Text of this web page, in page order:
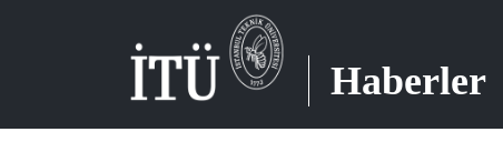
Haberler